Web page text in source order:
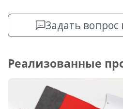
Задать вопрос
Реализованные